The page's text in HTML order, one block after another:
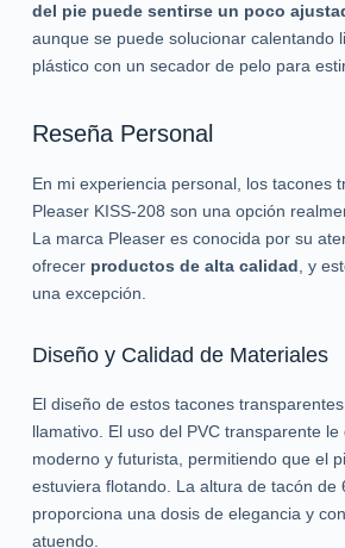
del pie puede sentirse un poco
aunque se puede solucionar calentando
plástico con un secador de pelo para
Reseña Personal
En mi experiencia personal, los tacones
Pleaser KISS-208 son una opción
La marca Pleaser es conocida por su
ofrecer productos de alta calidad, y
una excepción.
Diseño y Calidad de Materiales
El diseño de estos tacones
llamativo. El uso del PVC transparente
moderno y futurista, permitiendo que el
estuviera flotando. La altura de tacón de
proporciona una dosis de elegancia y
atuendo.